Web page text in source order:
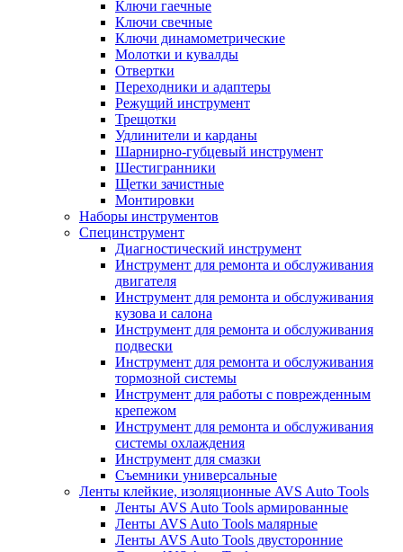
Ключи гаечные
Ключи свечные
Ключи динамометрические
Молотки и кувалды
Отвертки
Переходники и адаптеры
Режущий инструмент
Трещотки
Удлинители и карданы
Шарнирно-губцевый инструмент
Шестигранники
Щетки зачистные
Монтировки
Наборы инструментов
Специнструмент
Диагностический инструмент
Инструмент для ремонта и обслуживания
двигателя
Инструмент для ремонта и обслуживания
кузова и салона
Инструмент для ремонта и обслуживания
подвески
Инструмент для ремонта и обслуживания
тормозной системы
Инструмент для работы с поврежденным
крепежом
Инструмент для ремонта и обслуживания
системы охлаждения
Инструмент для смазки
Съемники универсальные
Ленты клейкие, изоляционные AVS Auto Tools
Ленты AVS Auto Tools армированные
Ленты AVS Auto Tools малярные
Ленты AVS Auto Tools двусторонние